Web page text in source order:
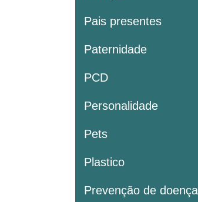
Pais presentes
Paternidade
PCD
Personalidade
Pets
Plastico
Prevenção de